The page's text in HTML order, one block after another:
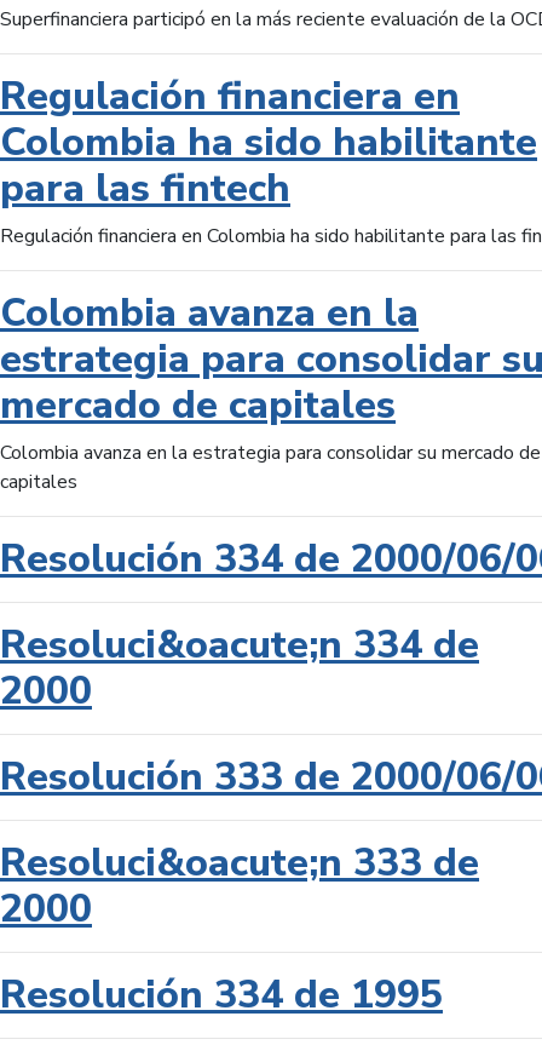
Superfinanciera participó en la más reciente evaluación de la
Regulación financiera en
Colombia ha sido habilitante
para las fintech
Regulación financiera en Colombia ha sido habilitante para las
Colombia avanza en la
estrategia para consolidar
mercado de capitales
Colombia avanza en la estrategia para consolidar su mercado de
capitales
Resolución 334 de 2000/06/
Resoluci&oacute;n 334 de
2000
Resolución 333 de 2000/06/
Resoluci&oacute;n 333 de
2000
Resolución 334 de 1995